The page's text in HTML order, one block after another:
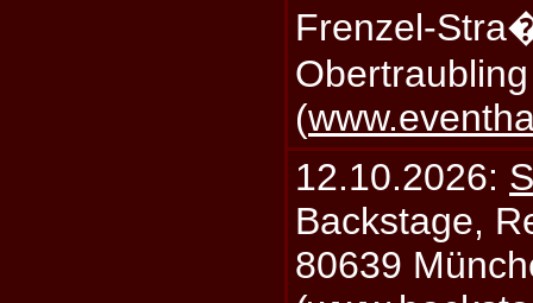
Frenzel-
(
12.10.2026:
Backstage,
80639